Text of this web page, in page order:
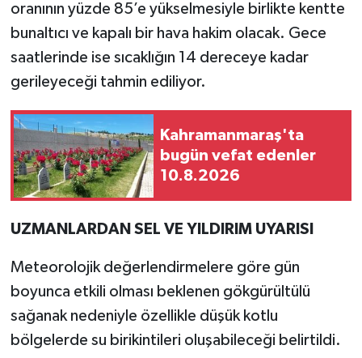
oranının yüzde 85’e yükselmesiyle birlikte kentte
bunaltıcı ve kapalı bir hava hakim olacak. Gece
saatlerinde ise sıcaklığın 14 dereceye kadar
gerileyeceği tahmin ediliyor.
Kahramanmaraş'ta
bugün vefat edenler
10.8.2026
UZMANLARDAN SEL VE YILDIRIM UYARISI
Meteorolojik değerlendirmelere göre gün
boyunca etkili olması beklenen gökgürültülü
sağanak nedeniyle özellikle düşük kotlu
bölgelerde su birikintileri oluşabileceği belirtildi.